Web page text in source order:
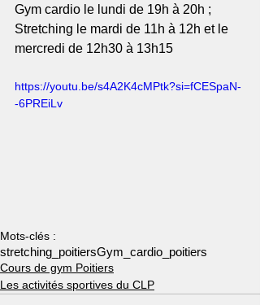
Gym cardio le lundi de 19h à 20h ;
Stretching le mardi de 11h à 12h et le
mercredi de 12h30 à 13h15
https://youtu.be/s4A2K4cMPtk?si=fCESpaN-
-6PREiLv
Mots-clés :
stretching_poitiersGym_cardio_poitiers
Cours de gym Poitiers
Les activités sportives du CLP